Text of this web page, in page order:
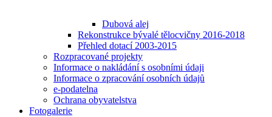
Dubová alej
Rekonstrukce bývalé tělocvičny 2016-2018
Přehled dotací 2003-2015
Rozpracované projekty
Informace o nakládání s osobními údaji
Informace o zpracování osobních údajů
e-podatelna
Ochrana obyvatelstva
Fotogalerie